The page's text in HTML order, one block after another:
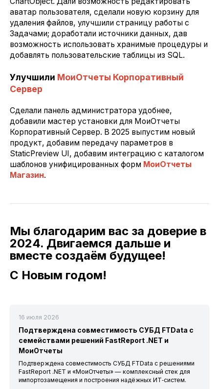
аватар пользователя, сделали новую корзину для
удаления файлов, улучшили страницу работы с
Задачами; доработали источники данных, дав
возможность использовать хранимые процедуры и
добавлять пользовательские таблицы из SQL.
Улучшили МоиОтчеты Корпоративный
Сервер
Сделали панель администратора удобнее,
добавили мастер установки для МоиОтчеты
Корпоративный Сервер. В 2025 выпустим новый
продукт, добавим передачу параметров в
StaticPreview UI, добавим интеграцию с каталогом
шаблонов унифицированных форм МоиОтчеты
Магазин.
Мы благодарим вас за доверие в
2024. Двигаемся дальше и
вместе создаём будущее!
С Новым годом!
16 июля 2026
Подтверждена совместимость СУБД FTData с
семействами решений FastReport .NET и
МоиОтчеты
Подтверждена совместимость СУБД FTData с решениями
FastReport .NET и «МоиОтчеты» — комплексный стек для
импортозамещения и построения надёжных ИТ‑систем.